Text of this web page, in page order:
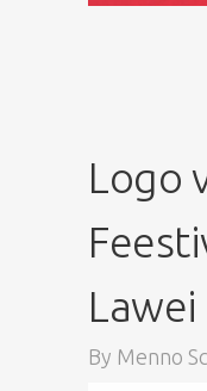
Logo
By Menno